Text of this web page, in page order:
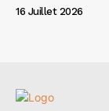
16 Juillet 2026